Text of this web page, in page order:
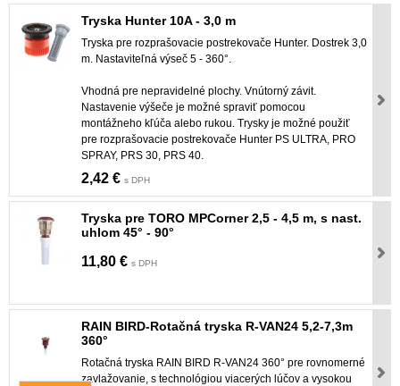
Tryska Hunter 10A - 3,0 m
Tryska pre rozprašovacie postrekovače Hunter. Dostrek 3,0
m. Nastaviteľná výseč 5 - 360°.
Vhodná pre nepravidelné plochy. Vnútorný závit.
Nastavenie výšeče je možné spraviť pomocou
montážneho kľúča alebo rukou. Trysky je možné použiť
pre rozprašovacie postrekovače Hunter PS ULTRA, PRO
SPRAY, PRS 30, PRS 40.
2,42 € s DPH
Tryska pre TORO MPCorner 2,5 - 4,5 m, s nast.
uhlom 45° - 90°
11,80 € s DPH
RAIN BIRD-Rotačná tryska R-VAN24 5,2-7,3m
360°
Rotačná tryska RAIN BIRD R-VAN24 360° pre rovnomerné
zavlažovanie, s technológiou viacerých lúčov a vysokou